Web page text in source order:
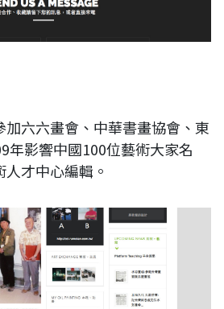
六六畫會、中華書畫協會、東
年影響中國100位藝術大家名
才中心編輯。